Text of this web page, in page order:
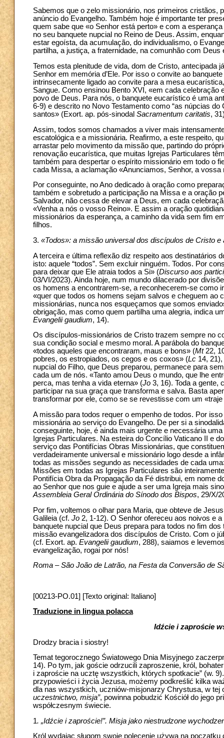
Sabemos que o zelo missionário, nos primeiros cristãos,
anúncio do Evangelho. Também hoje é importante ter
quem sabe que «o Senhor está perto» e com a
no seu banquete nupcial no Reino de Deus. Assim,
estar egoísta, da acumulação, do individualismo, o
partilha, a justiça, a fraternidade, na comunhão com Deus
Temos esta plenitude de vida, dom de Cristo, antecipada
Senhor em memória d’Ele. Por isso o convite ao
intrinsecamente ligado ao convite para a mesa
Sangue. Como ensinou Bento XVI, «em cada
povo de Deus. Para nós, o banquete eucarístico é uma
6-9) e descrito no Novo Testamento como “as núpcias do
santos» (Exort. ap. pós-sinodal Sacramentum caritatis,
Assim, todos somos chamados a viver mais
escatológica e a missionária. Reafirmo, a este respeito,
arrastar pelo movimento da missão que, partindo do
renovação eucarística, que muitas Igrejas Particulares
também para despertar o espírito missionário em todo o
cada Missa, a aclamação «Anunciamos, Senhor, a
Por conseguinte, no Ano dedicado à oração como
também e sobretudo a participação na Missa e a oração
Salvador, não cessa de elevar a Deus, em cada
«Venha a nós o vosso Reino». E assim a oração
missionários da esperança, a caminho da vida sem fim
filhos.
3. «Todos»: a missão universal dos discípulos de Cristo
A terceira e última reflexão diz respeito aos destinatários
isto: aquele “todos”. Sem excluir ninguém. Todos. Por
para deixar que Ele atraia todos a Si» (Discurso aos
03/VI/2023). Ainda hoje, num mundo dilacerado por
os homens a encontrarem-se, a reconhecerem-se como
«quer que todos os homens sejam salvos e cheguem ao
missionárias, nunca nos esqueçamos que somos
obrigação, mas como quem partilha uma alegria, indica
Evangelii gaudium, 14).
Os discípulos-missionários de Cristo trazem sempre no
sua condição social e mesmo moral. A parábola do
«todos aqueles que encontraram, maus e bons» (Mt22,
pobres, os estropiados, os cegos e os coxos» (Lc 14,
nupcial do Filho, que Deus preparou, permanece para
cada um de nós. «Tanto amou Deus o mundo, que lhe
perca, mas tenha a vida eterna» (Jo 3, 16). Toda a gente,
participar na sua graça que transforma e salva. Basta
transformar por ele, como se se revestisse com um
A missão para todos requer o empenho de todos. Por
missionária ao serviço do Evangelho. De per si a
conseguinte, hoje, é ainda mais urgente e necessária
Igrejas Particulares. Na esteira do Concílio Vaticano II e
serviço das Pontifícias Obras Missionárias, que
verdadeiramente universal e missionário logo desde a
todas as missões segundo as necessidades de cada
Missões em todas as Igrejas Particulares são
Pontifícia Obra da Propagação da Fé distribui, em nome
ao Senhor que nos guie e ajude a ser uma Igreja mais
Assembleia Geral Ordinária do Sínodo dos Bispos, 29/X/
Por fim, voltemos o olhar para Maria, que obteve de
Galileia (cf. Jo 2, 1-12). O Senhor ofereceu aos noivos e
banquete nupcial que Deus prepara para todos no fim
missão evangelizadora dos discípulos de Cristo. Com o
(cf. Exort. ap. Evangelii gaudium, 288), saiamos e
evangelização, rogai por nós!
Roma – São João de Latrão, na Festa da Conversão de
[00213-PO.01] [Texto original: Italiano]
Traduzione in lingua polacca
Idźcie i zaproście
Drodzy bracia i siostry!
Temat tegorocznego Światowego Dnia Misyjnego
14). Po tym, jak goście odrzucili zaproszenie, król,
i zaproście na ucztę wszystkich, których spotkacie” (w.
przypowieści i życia Jezusa, możemy podkreślić kilka
dla nas wszystkich, uczniów-misjonarzy Chrystusa, w tej
uczestnictwo, misja”, powinna pobudzić Kościół do jego
współczesnym świecie.
1. „Idźcie i zaproście!”. Misja jako niestrudzone
Król wydając sługom swoje polecenie używa na